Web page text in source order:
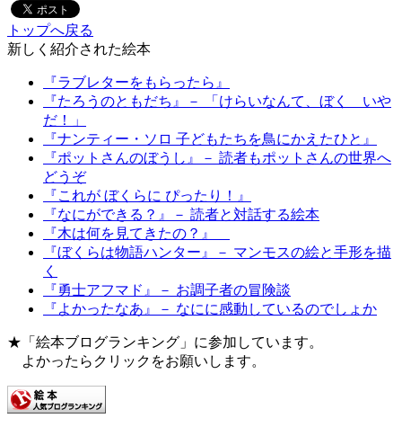
トップへ戻る
新しく紹介された絵本
『ラブレターをもらったら』
『たろうのともだち』－ 「けらいなんて、ぼく いや
だ！」
『ナンティー・ソロ 子どもたちを鳥にかえたひと』
『ポットさんのぼうし』－ 読者もポットさんの世界へ
どうぞ
『これが ぼくらに ぴったり！』
『なにができる？』－ 読者と対話する絵本
『木は何を見てきたの？』
『ぼくらは物語ハンター』－ マンモスの絵と手形を描
く
『勇士アフマド』－ お調子者の冒険談
『よかったなあ』－ なにに感動しているのでしょか
★「絵本ブログランキング」に参加しています。
よかったらクリックをお願いします。